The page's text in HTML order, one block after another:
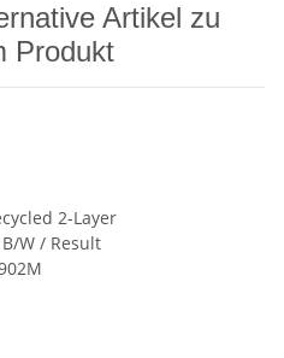
Artikel zu
Produkt